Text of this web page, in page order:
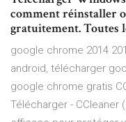
comment réinstaller
gratuitement. Toutes
google chrome 2014
android, télécharger
google chrome gratis
Télécharger - CCleaner